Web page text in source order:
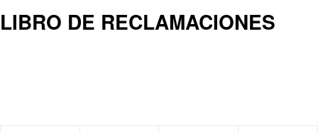
LIBRO DE RECLAMACIONES